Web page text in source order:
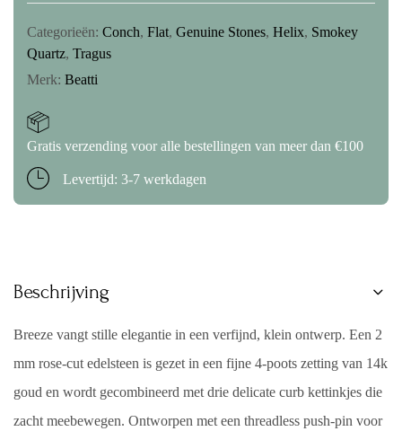
Categorieën: Conch, Flat, Genuine Stones, Helix, Smokey
Quartz, Tragus
Merk: Beatti
Gratis verzending voor alle bestellingen van meer dan €100
Levertijd: 3-7 werkdagen
Beschrijving
Breeze vangt stille elegantie in een verfijnd, klein ontwerp. Een 2
mm rose-cut edelsteen is gezet in een fijne 4-poots zetting van 14k
goud en wordt gecombineerd met drie delicate curb kettinkjes die
zacht meebewegen. Ontworpen met een threadless push-pin voor